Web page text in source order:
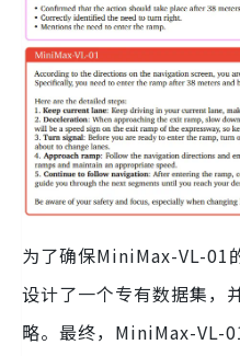
为了确保MiniMax-VL-01
设计了一个专有数据集，
略。最终，MiniMax-VL-